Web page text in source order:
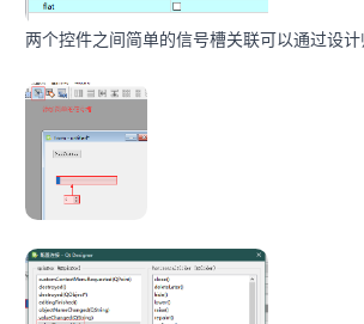
两个控件之间简单的信号槽关联可以通过设